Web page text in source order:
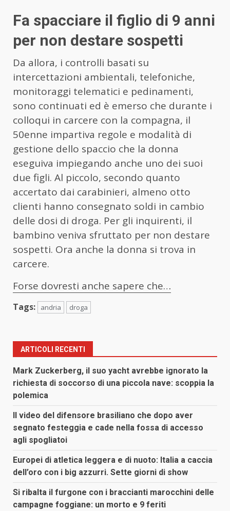
Fa spacciare il figlio di 9 anni
per non destare sospetti
Da allora, i controlli basati su
intercettazioni ambientali, telefoniche,
monitoraggi telematici e pedinamenti,
sono continuati ed è emerso che durante i
colloqui in carcere con la compagna, il
50enne impartiva regole e modalità di
gestione dello spaccio che la donna
eseguiva impiegando anche uno dei suoi
due figli. Al piccolo, secondo quanto
accertato dai carabinieri, almeno otto
clienti hanno consegnato soldi in cambio
delle dosi di droga. Per gli inquirenti, il
bambino veniva sfruttato per non destare
sospetti. Ora anche la donna si trova in
carcere.
Forse dovresti anche sapere che…
Tags: andria droga
ARTICOLI RECENTI
Mark Zuckerberg, il suo yacht avrebbe ignorato la
richiesta di soccorso di una piccola nave: scoppia la
polemica
Il video del difensore brasiliano che dopo aver
segnato festeggia e cade nella fossa di accesso
agli spogliatoi
Europei di atletica leggera e di nuoto: Italia a caccia
dell’oro con i big azzurri. Sette giorni di show
Si ribalta il furgone con i braccianti marocchini delle
campagne foggiane: un morto e 9 feriti